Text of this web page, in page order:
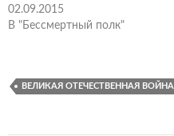
02.09.2015
В "Бессмертный полк"
ВЕЛИКАЯ ОТЕЧЕСТВЕННАЯ ВОЙНА